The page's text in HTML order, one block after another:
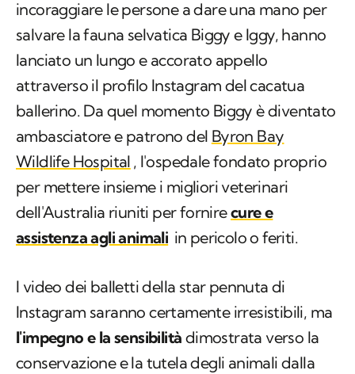
incoraggiare le persone a dare una mano per
salvare la fauna selvatica Biggy e Iggy, hanno
lanciato un lungo e accorato appello
attraverso il profilo Instagram del cacatua
ballerino. Da quel momento Biggy è diventato
ambasciatore e patrono del Byron Bay
Wildlife Hospital , l'ospedale fondato proprio
per mettere insieme i migliori veterinari
dell'Australia riuniti per fornirecure e
assistenza agli animali in pericolo o feriti.
I video dei balletti della star pennuta di
Instagram saranno certamente irresistibili, ma
l'impegno e la sensibilità dimostrata verso la
conservazione e la tutela degli animali dalla